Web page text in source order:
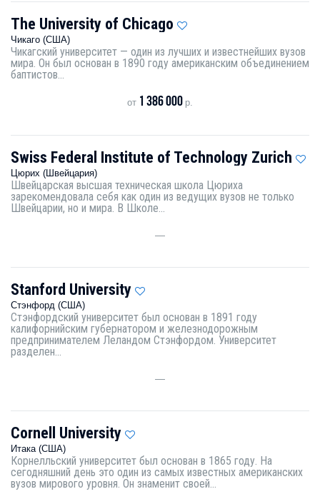
The University of Chicago
Чикаго (США)
Чикагский университет — один из лучших и известнейших вузов
мира. Он был основан в 1890 году американским объединением
баптистов...
от 1 386 000 р.
Swiss Federal Institute of Technology Zurich
Цюрих (Швейцария)
Швейцарская высшая техническая школа Цюриха
зарекомендовала себя как один из ведущих вузов не только
Швейцарии, но и мира. В Школе...
—
Stanford University
Стэнфорд (США)
Стэнфордский университет был основан в 1891 году
калифорнийским губернатором и железнодорожным
предпринимателем Леландом Стэнфордом. Университет
разделен...
—
Cornell University
Итака (США)
Корнелльский университет был основан в 1865 году. На
сегодняшний день это один из самых известных американских
вузов мирового уровня. Он знаменит своей...